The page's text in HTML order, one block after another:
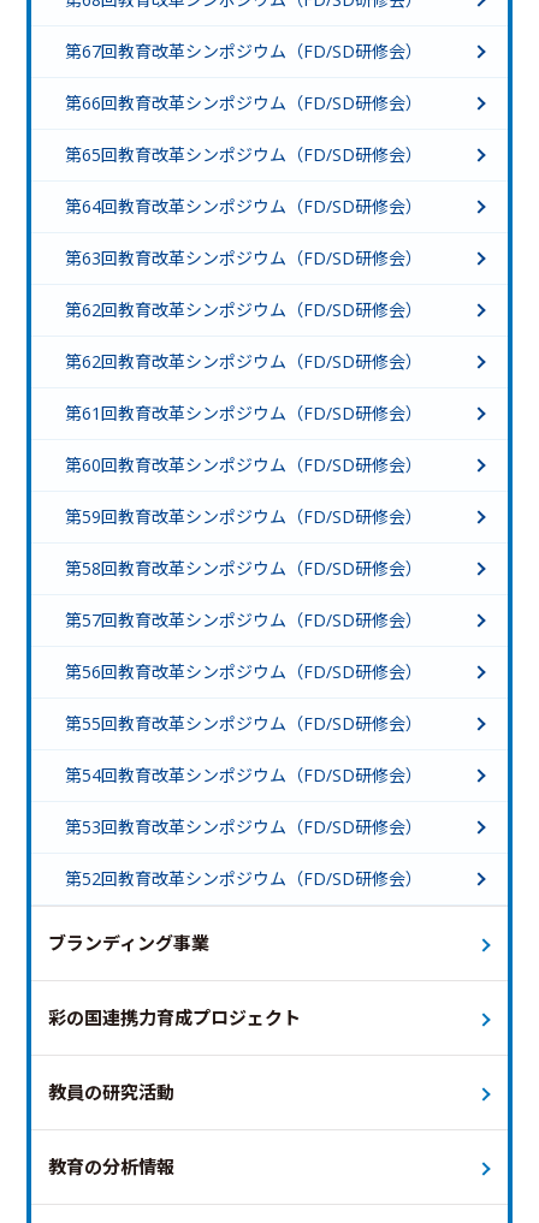
第67回教育改革シンポジウム（FD/SD研修会）
第66回教育改革シンポジウム（FD/SD研修会）
第65回教育改革シンポジウム（FD/SD研修会）
第64回教育改革シンポジウム（FD/SD研修会）
第63回教育改革シンポジウム（FD/SD研修会）
第62回教育改革シンポジウム（FD/SD研修会）
第62回教育改革シンポジウム（FD/SD研修会）
第61回教育改革シンポジウム（FD/SD研修会）
第60回教育改革シンポジウム（FD/SD研修会）
第59回教育改革シンポジウム（FD/SD研修会）
第58回教育改革シンポジウム（FD/SD研修会）
第57回教育改革シンポジウム（FD/SD研修会）
第56回教育改革シンポジウム（FD/SD研修会）
第55回教育改革シンポジウム（FD/SD研修会）
第54回教育改革シンポジウム（FD/SD研修会）
第53回教育改革シンポジウム（FD/SD研修会）
第52回教育改革シンポジウム（FD/SD研修会）
ブランディング事業
彩の国連携力育成プロジェクト
教員の研究活動
教育の分析情報